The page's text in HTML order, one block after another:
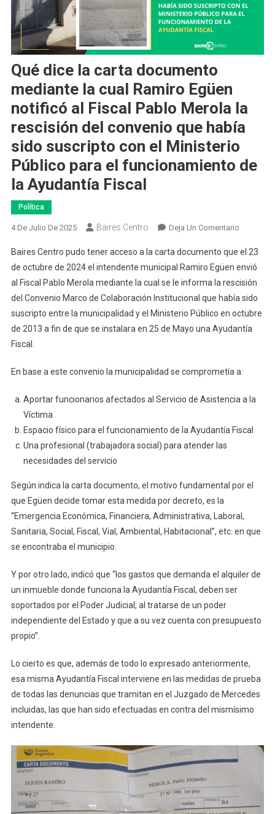
Qué dice la carta documento
mediante la cual Ramiro Egüen
notificó al Fiscal Pablo Merola la
rescisión del convenio que había
sido suscripto con el Ministerio
Público para el funcionamiento de
la Ayudantía Fiscal
Política
4 De Julio De 2025 Baires Centro Deja Un ComentarioEn
Dice
La
Carta
Mediante
La
Egüen
Al
Pablo
Sido
El
Para
De
La
Ayudantía
Fiscal
Baires Centro pudo tener acceso a la carta documento que el 23
de octubre de 2024 el intendente municipal Ramiro Egüen envió
al Fiscal Pablo Merola mediante la cual se le informa la rescisión
del Convenio Marco de Colaboración Institucional que había sido
suscripto entre la municipalidad y el Ministerio Público en octubre
de 2013 a fin de que se instalara en 25 de Mayo una Ayudantía
Fiscal.
En base a este convenio la municipalidad se comprometía a:
Aportar funcionarios afectados al Servicio de Asistencia a la
Víctima
Espacio físico para el funcionamiento de la Ayudantía Fiscal
Una profesional (trabajadora social) para atender las
necesidades del servicio
Según indica la carta documento, el motivo fundamental por el
que Egüen decide tomar esta medida por decreto, es la
“Emergencia Económica, Financiera, Administrativa, Laboral,
Sanitaria, Social, Fiscal, Vial, Ambiental, Habitacional”, etc. en que
se encontraba el municipio.
Y por otro lado, indicó que “los gastos que demanda el alquiler de
un inmueble donde funciona la Ayudantía Fiscal, deben ser
soportados por el Poder Judicial, al tratarse de un poder
independiente del Estado y que a su vez cuenta con presupuesto
propio”.
Lo cierto es que, además de todo lo expresado anteriormente,
esa misma Ayudantía Fiscal interviene en las medidas de prueba
de todas las denuncias que tramitan en el Juzgado de Mercedes
incluidas, las que han sido efectuadas en contra del mismísimo
intendente.